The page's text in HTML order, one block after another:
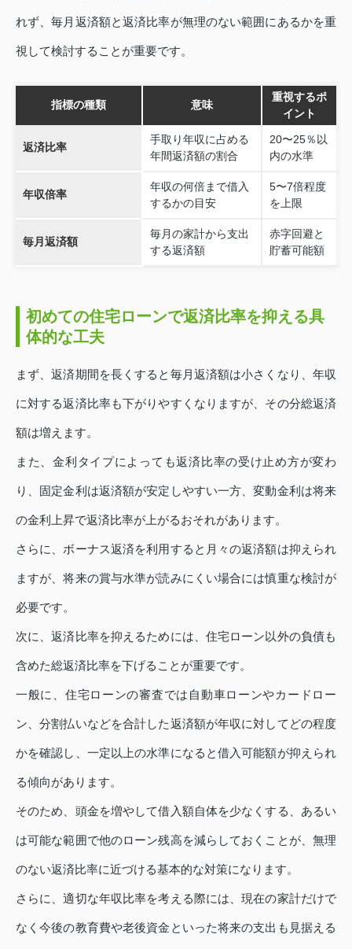
れず、毎月返済額と返済比率が無理のない範囲にあるかを重
視して検討することが重要です。
指標の種類 意味
重視するポ
イント
返済比率
手取り年収に占める
年間返済額の割合
20〜25％以
内の水準
年収倍率
年収の何倍まで借入
するかの目安
5〜7倍程度
を上限
毎月返済額
毎月の家計から支出
する返済額
赤字回避と
貯蓄可能額
初めての住宅ローンで返済比率を抑える具
体的な工夫
まず、返済期間を長くすると毎月返済額は小さくなり、年収
に対する返済比率も下がりやすくなりますが、その分総返済
額は増えます。
また、金利タイプによっても返済比率の受け止め方が変わ
り、固定金利は返済額が安定しやすい一方、変動金利は将来
の金利上昇で返済比率が上がるおそれがあります。
さらに、ボーナス返済を利用すると月々の返済額は抑えられ
ますが、将来の賞与水準が読みにくい場合には慎重な検討が
必要です。
次に、返済比率を抑えるためには、住宅ローン以外の負債も
含めた総返済比率を下げることが重要です。
一般に、住宅ローンの審査では自動車ローンやカードロー
ン、分割払いなどを合計した返済額が年収に対してどの程度
かを確認し、一定以上の水準になると借入可能額が抑えられ
る傾向があります。
そのため、頭金を増やして借入額自体を少なくする、あるい
は可能な範囲で他のローン残高を減らしておくことが、無理
のない返済比率に近づける基本的な対策になります。
さらに、適切な年収比率を考える際には、現在の家計だけで
なく今後の教育費や老後資金といった将来の支出も見据える